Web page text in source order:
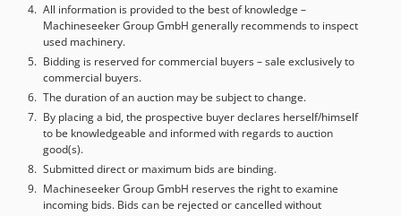
All information is provided to the best of knowledge –
Machineseeker Group GmbH generally recommends to inspect
used machinery.
Bidding is reserved for commercial buyers – sale exclusively to
commercial buyers.
The duration of an auction may be subject to change.
By placing a bid, the prospective buyer declares herself/himself
to be knowledgeable and informed with regards to auction
good(s).
Submitted direct or maximum bids are binding.
Machineseeker Group GmbH reserves the right to examine
incoming bids. Bids can be rejected or cancelled without